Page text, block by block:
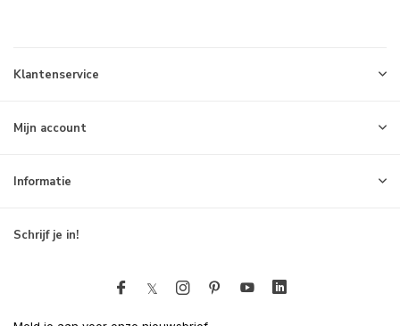
Klantenservice
Mijn account
Informatie
Schrijf je in!